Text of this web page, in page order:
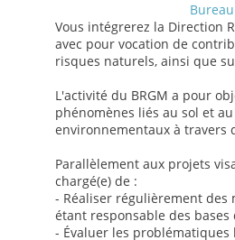
Vous intégrerez la Direction
avec pour vocation de
risques naturels, ainsi que
L'activité du BRGM a pour
phénomènes liés au sol et
environnementaux à travers
Parallèlement aux projets
chargé(e) de :
- Réaliser régulièrement
étant responsable des bases
- Évaluer les